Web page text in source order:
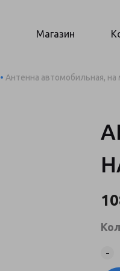
Магазин
Антенна автомобильная, на
-